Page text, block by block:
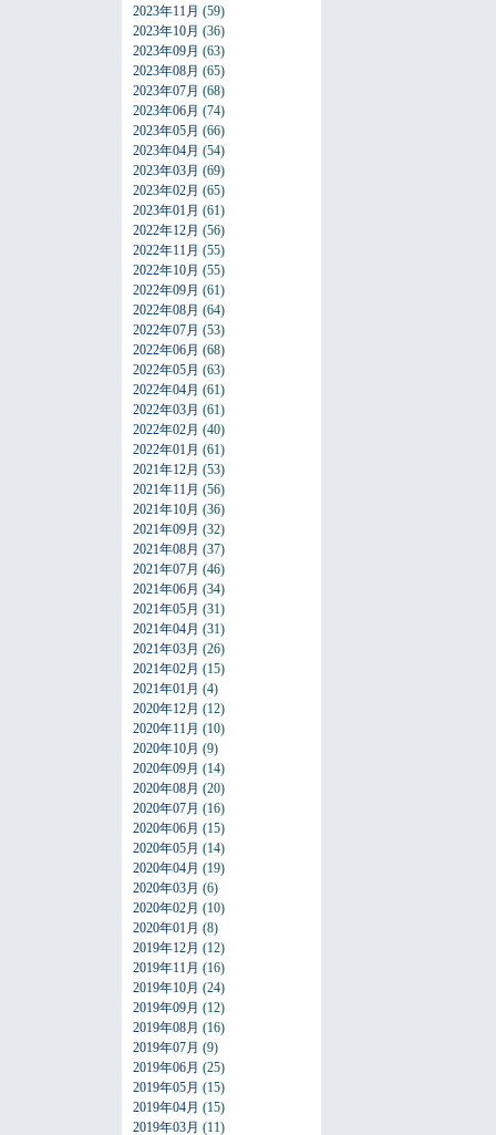
2023年11月 (59)
2023年10月 (36)
2023年09月 (63)
2023年08月 (65)
2023年07月 (68)
2023年06月 (74)
2023年05月 (66)
2023年04月 (54)
2023年03月 (69)
2023年02月 (65)
2023年01月 (61)
2022年12月 (56)
2022年11月 (55)
2022年10月 (55)
2022年09月 (61)
2022年08月 (64)
2022年07月 (53)
2022年06月 (68)
2022年05月 (63)
2022年04月 (61)
2022年03月 (61)
2022年02月 (40)
2022年01月 (61)
2021年12月 (53)
2021年11月 (56)
2021年10月 (36)
2021年09月 (32)
2021年08月 (37)
2021年07月 (46)
2021年06月 (34)
2021年05月 (31)
2021年04月 (31)
2021年03月 (26)
2021年02月 (15)
2021年01月 (4)
2020年12月 (12)
2020年11月 (10)
2020年10月 (9)
2020年09月 (14)
2020年08月 (20)
2020年07月 (16)
2020年06月 (15)
2020年05月 (14)
2020年04月 (19)
2020年03月 (6)
2020年02月 (10)
2020年01月 (8)
2019年12月 (12)
2019年11月 (16)
2019年10月 (24)
2019年09月 (12)
2019年08月 (16)
2019年07月 (9)
2019年06月 (25)
2019年05月 (15)
2019年04月 (15)
2019年03月 (11)